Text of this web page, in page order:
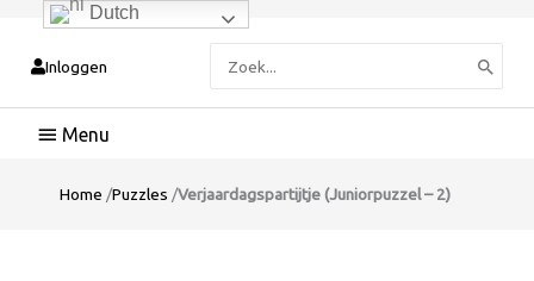
Inloggen
naar:
Hoofdmenu
Home /Puzzles /Verjaardagspartijtje (Juniorpuzzel – 2)
Dutch